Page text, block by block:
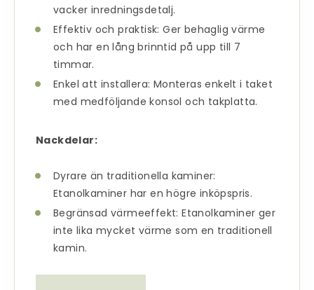
vacker inredningsdetalj.
Effektiv och praktisk: Ger behaglig värme
och har en lång brinntid på upp till 7
timmar.
Enkel att installera: Monteras enkelt i taket
med medföljande konsol och takplatta.
Nackdelar:
Dyrare än traditionella kaminer:
Etanolkaminer har en högre inköpspris.
Begränsad värmeeffekt: Etanolkaminer ger
inte lika mycket värme som en traditionell
kamin.